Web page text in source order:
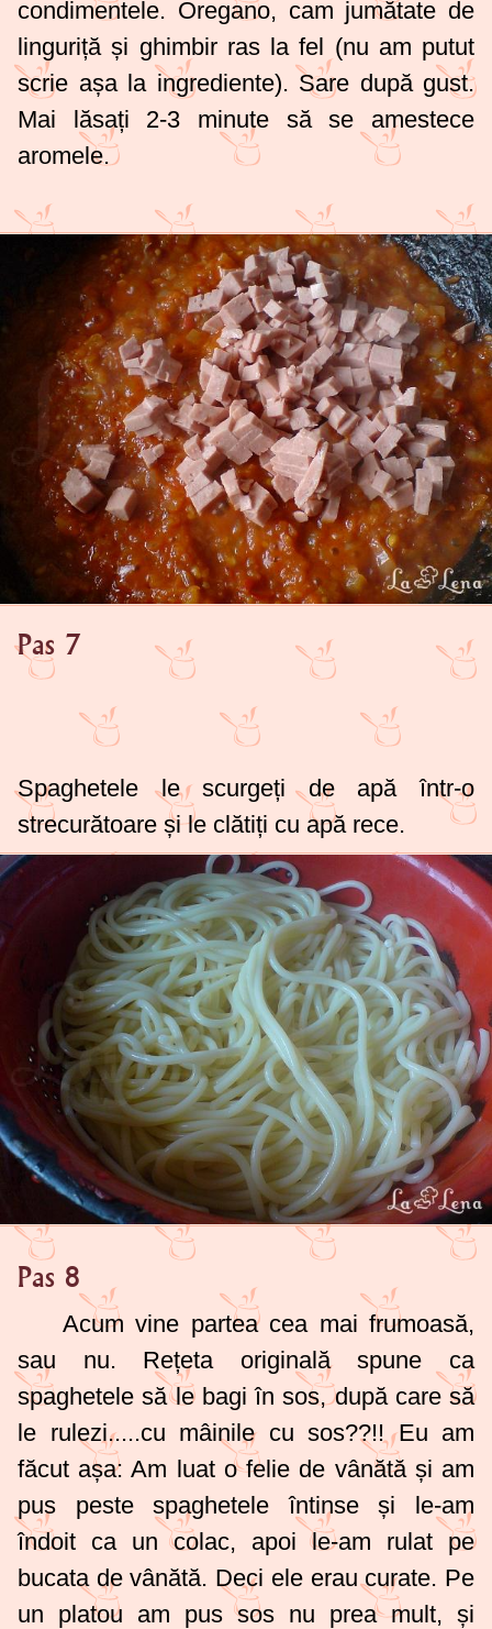
condimentele. Oregano, cam jumătate de
linguriță și ghimbir ras la fel (nu am putut
scrie așa la ingrediente). Sare după gust.
Mai lăsați 2-3 minute să se amestece
aromele.
Pas 7
Spaghetele le scurgeți de apă într-o
strecurătoare și le clătiți cu apă rece.
Pas 8
Acum vine partea cea mai frumoasă,
sau nu. Rețeta originală spune ca
spaghetele să le bagi în sos, după care să
le rulezi.....cu mâinile cu sos??!! Eu am
făcut așa: Am luat o felie de vânătă și am
pus peste spaghetele întinse și le-am
îndoit ca un colac, apoi le-am rulat pe
bucata de vânătă. Deci ele erau curate. Pe
un platou am pus sos nu prea mult, și